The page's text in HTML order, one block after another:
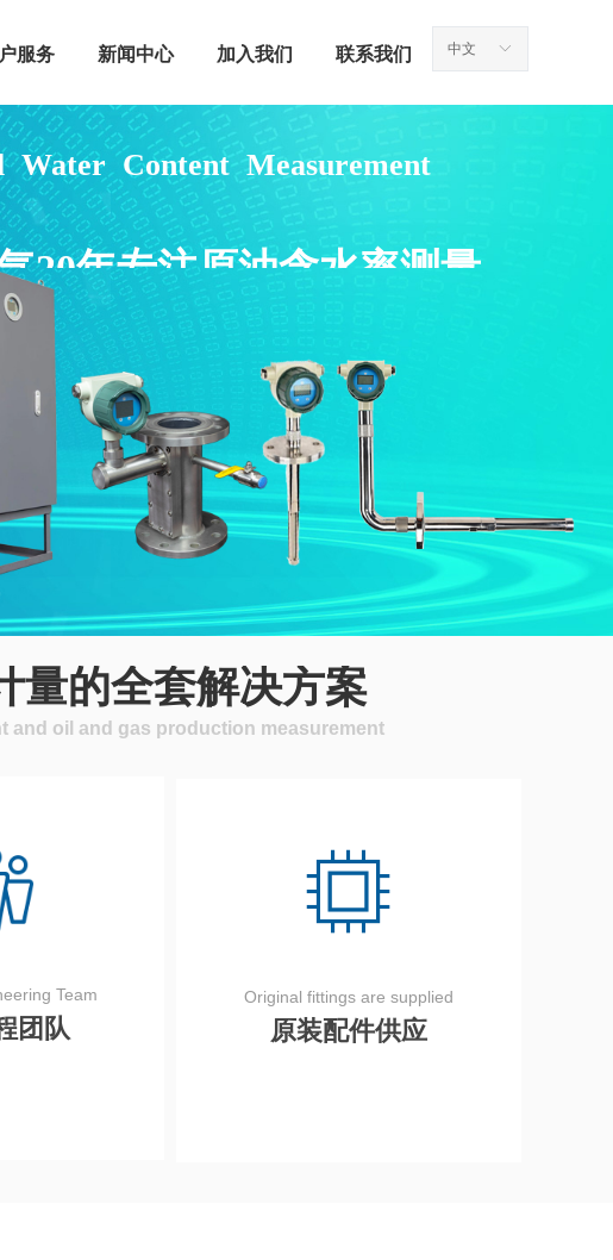
服务 新闻中心 加入我们 联系我们 ꀅ
中文
、生
原
我
认
量的全套解决方案
团队
Team
原装配件供应
Original fittings are supplied
and oil and gas production measurement